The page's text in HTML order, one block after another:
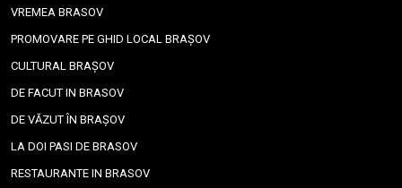
VREMEA BRASOV
PROMOVARE PE GHID LOCAL BRAȘOV
CULTURAL BRAȘOV
DE FACUT IN BRASOV
DE VĂZUT ÎN BRAȘOV
LA DOI PASI DE BRASOV
RESTAURANTE IN BRASOV